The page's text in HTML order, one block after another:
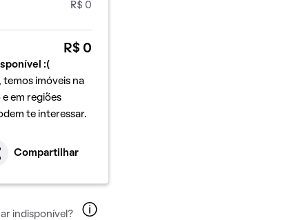
R$ 0
R$ 0
:(
temos imóveis na
em regiões
te interessar.
Compartilhar
indisponível?